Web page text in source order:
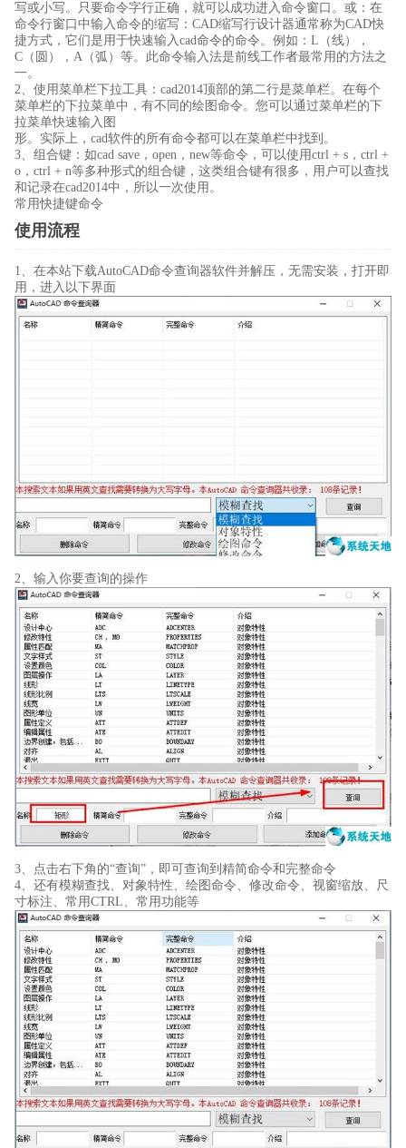
写或小写。只要命令字行正确，就可以成功进入命令窗口。或：在
命令行窗口中输入命令的缩写：CAD缩写行设计器通常称为CAD快
捷方式，它们是用于快速输入cad命令的命令。例如：L（线），
C（圆），A（弧）等。此命令输入法是前线工作者最常用的方法之
一。
2、使用菜单栏下拉工具：cad2014顶部的第二行是菜单栏。在每个
菜单栏的下拉菜单中，有不同的绘图命令。您可以通过菜单栏的下
拉菜单快速输入图
形。实际上，cad软件的所有命令都可以在菜单栏中找到。
3、组合键：如cad save，open，new等命令，可以使用ctrl + s，ctrl +
o，ctrl + n等多种形式的组合键，这类组合键有很多，用户可以查找
和记录在cad2014中，所以一次使用。
常用快捷键命令
使用流程
1、在本站下载AutoCAD命令查询器软件并解压，无需安装，打开即
用，进入以下界面
2、输入你要查询的操作
3、点击右下角的“查询”，即可查询到精简命令和完整命令
4、还有模糊查找、对象特性、绘图命令、修改命令、视窗缩放、尺
寸标注、常用CTRL、常用功能等